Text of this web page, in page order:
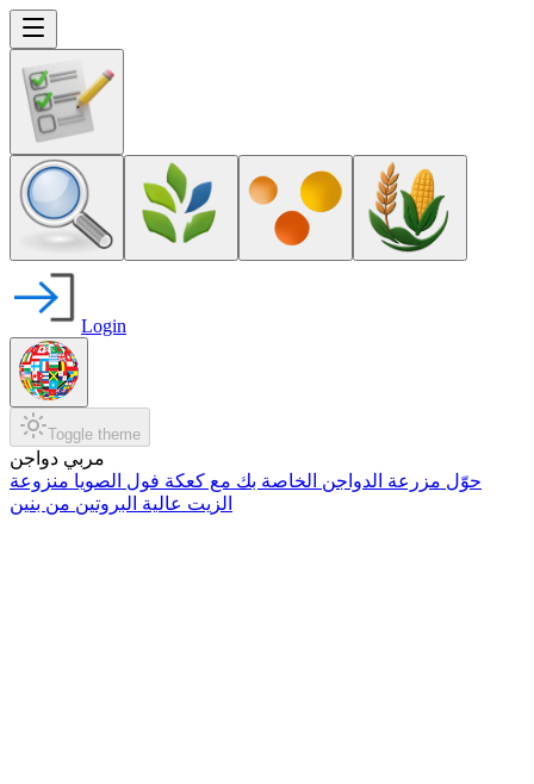
Login
Toggle theme
مربي دواجن
حوّل مزرعة الدواجن الخاصة بك مع كعكة فول الصويا منزوعة
الزيت عالية البروتين من بنين